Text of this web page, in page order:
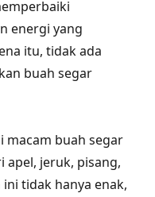
energi yang
itu, tidak ada
buah segar
macam buah segar
apel, jeruk, pisang,
tidak hanya enak,